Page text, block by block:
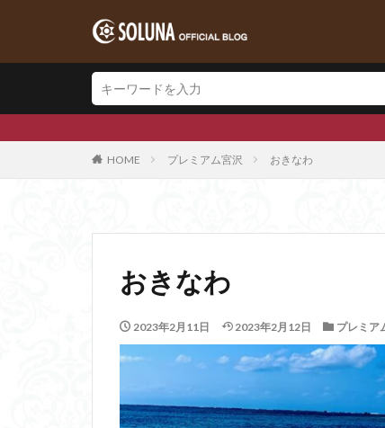
SOLUNAグループ公
HOME プレミアム宮沢 おきなわ
おきなわ
2023年2月11日 2023年2月12日 プレミア